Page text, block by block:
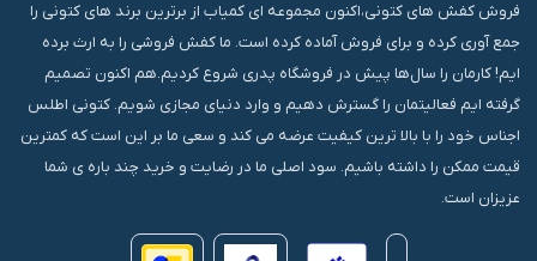
فروش کفش های کتونی،اکنون مجموعه ای کمیاب از برترین برند های کتونی را
جمع آوری کرده و برای فروش آماده کرده است. ما کفش فروشی را به ارث برده
ایم! کارمان را سال‌ها پیش در فروشگاه پدری شروع کردیم.هم اکنون تصمیم
گرفته ایم فعالیتمان را گسترش دهیم و وارد دنیای مجازی شویم. کتونی اطلس
اجناس خود را با بالا ترین کیفیت عرضه می کند و سعی ما بر این است که کمترین
قیمت ممکن را داشته باشیم. سود اصلی ما در رضایت و خرید چند باره ی شما
عزیزان است.